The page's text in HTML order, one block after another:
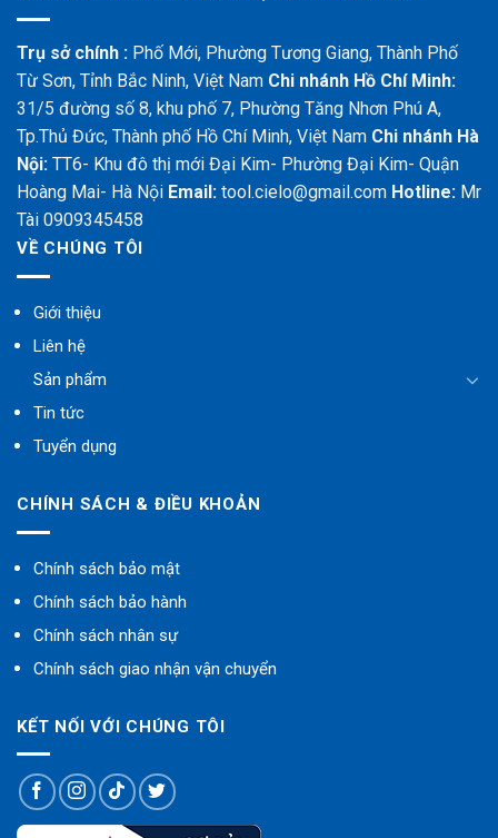
Trụ sở chính : Phố Mới, Phường Tương Giang, Thành Phố
Từ Sơn, Tỉnh Bắc Ninh, Việt Nam Chi nhánh Hồ Chí Minh:
31/5 đường số 8, khu phố 7, Phường Tăng Nhơn Phú A,
Tp.Thủ Đức, Thành phố Hồ Chí Minh, Việt Nam Chi nhánh Hà
Nội: TT6- Khu đô thị mới Đại Kim- Phường Đại Kim- Quận
Hoàng Mai- Hà Nội Email: tool.cielo@gmail.com Hotline: Mr
Tài 0909345458
VỀ CHÚNG TÔI
Giới thiệu
Liên hệ
Sản phẩm
Tin tức
Tuyển dụng
CHÍNH SÁCH & ĐIỀU KHOẢN
Chính sách bảo mật
Chính sách bảo hành
Chính sách nhân sự
Chính sách giao nhận vận chuyển
KẾT NỐI VỚI CHÚNG TÔI